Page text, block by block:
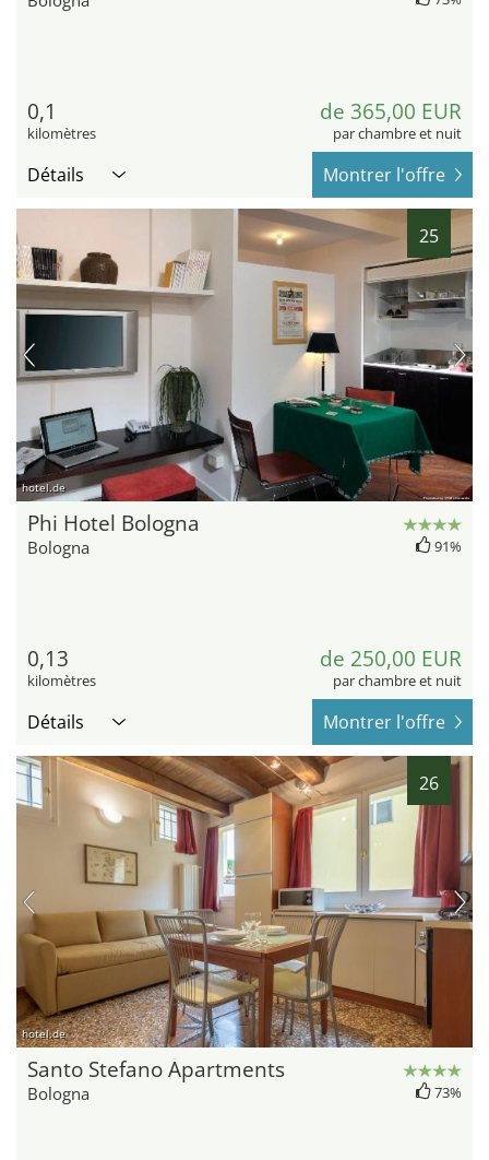
0,1
kilomètres
de 365,00 EUR
par chambre et nuit
Détails Montrer l'offre
25
hotel.de
Phi Hotel Bologna
Bologna 91%
0,13
kilomètres
de 250,00 EUR
par chambre et nuit
Détails Montrer l'offre
26
hotel.de
Santo Stefano Apartments
Bologna 73%